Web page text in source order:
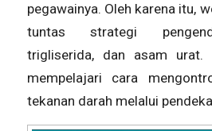
pegawainya. Oleh karena itu,
tuntas strategi
trigliserida, dan asam urat.
mempelajari cara
tekanan darah melalui